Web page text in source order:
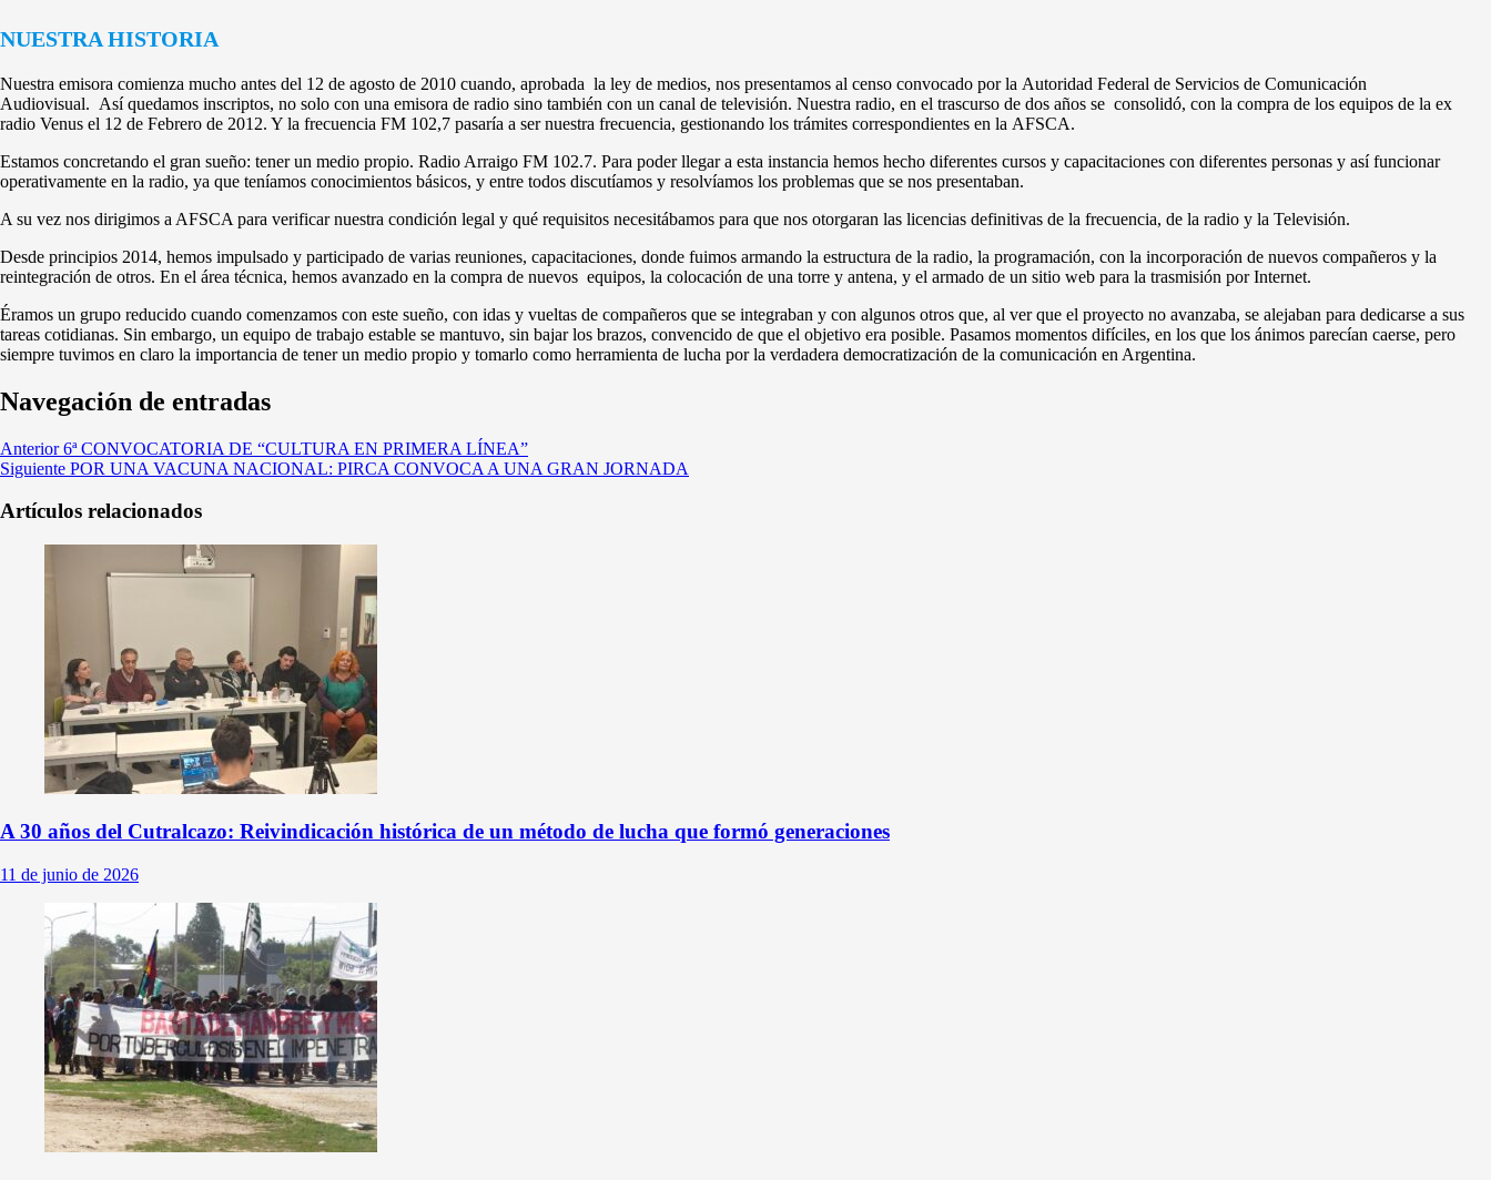
NUESTRA HISTORIA
Nuestra emisora comienza mucho antes del 12 de agosto de 2010 cuando, aprobada la ley de medios, nos presentamos al censo convocado por la Autoridad Federal de Servicios de Comunicación
Audiovisual. Así quedamos inscriptos, no solo con una emisora de radio sino también con un canal de televisión. Nuestra radio, en el trascurso de dos años se consolidó, con la compra de los equipos de la ex
radio Venus el 12 de Febrero de 2012. Y la frecuencia FM 102,7 pasaría a ser nuestra frecuencia, gestionando los trámites correspondientes en la AFSCA.
Estamos concretando el gran sueño: tener un medio propio. Radio Arraigo FM 102.7. Para poder llegar a esta instancia hemos hecho diferentes cursos y capacitaciones con diferentes personas y así funcionar
operativamente en la radio, ya que teníamos conocimientos básicos, y entre todos discutíamos y resolvíamos los problemas que se nos presentaban.
A su vez nos dirigimos a AFSCA para verificar nuestra condición legal y qué requisitos necesitábamos para que nos otorgaran las licencias definitivas de la frecuencia, de la radio y la Televisión.
Desde principios 2014, hemos impulsado y participado de varias reuniones, capacitaciones, donde fuimos armando la estructura de la radio, la programación, con la incorporación de nuevos compañeros y la
reintegración de otros. En el área técnica, hemos avanzado en la compra de nuevos equipos, la colocación de una torre y antena, y el armado de un sitio web para la trasmisión por Internet.
Éramos un grupo reducido cuando comenzamos con este sueño, con idas y vueltas de compañeros que se integraban y con algunos otros que, al ver que el proyecto no avanzaba, se alejaban para dedicarse a sus
tareas cotidianas. Sin embargo, un equipo de trabajo estable se mantuvo, sin bajar los brazos, convencido de que el objetivo era posible. Pasamos momentos difíciles, en los que los ánimos parecían caerse, pero
siempre tuvimos en claro la importancia de tener un medio propio y tomarlo como herramienta de lucha por la verdadera democratización de la comunicación en Argentina.
Navegación de entradas
Anterior6ª CONVOCATORIA DE “CULTURA EN PRIMERA LÍNEA”
Siguiente POR UNA VACUNA NACIONAL: PIRCA CONVOCA A UNA GRAN JORNADA
Artículos relacionados
A 30 años del Cutralcazo: Reivindicación histórica de un método de lucha que formó generaciones
11 de junio de 2026